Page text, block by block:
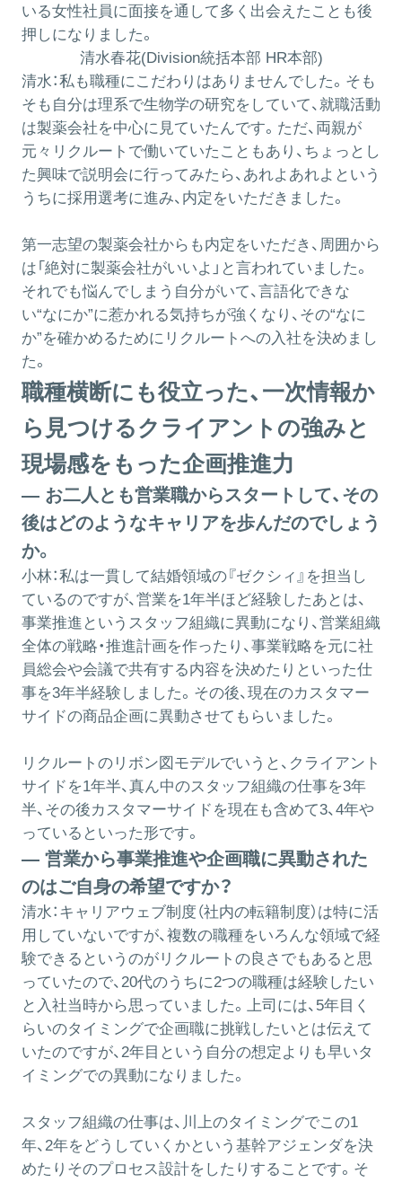
いる女性社員に面接を通して多く出会えたことも後
押しになりました。
清水春花(Division統括本部 HR本部)
清水：私も職種にこだわりはありませんでした。そも
そも自分は理系で生物学の研究をしていて、就職活動
は製薬会社を中心に見ていたんです。ただ、両親が
元々リクルートで働いていたこともあり、ちょっとし
た興味で説明会に行ってみたら、あれよあれよという
うちに採用選考に進み、内定をいただきました。
第一志望の製薬会社からも内定をいただき、周囲から
は「絶対に製薬会社がいいよ」と言われていました。
それでも悩んでしまう自分がいて、言語化できな
い“なにか”に惹かれる気持ちが強くなり、その“なに
か”を確かめるためにリクルートへの入社を決めまし
た。
職種横断にも役立った、一次情報か
ら見つけるクライアントの強みと
現場感をもった企画推進力
― お二人とも営業職からスタートして、その
後はどのようなキャリアを歩んだのでしょう
か。
小林：私は一貫して結婚領域の『ゼクシィ』を担当し
ているのですが、営業を1年半ほど経験したあとは、
事業推進というスタッフ組織に異動になり、営業組織
全体の戦略・推進計画を作ったり、事業戦略を元に社
員総会や会議で共有する内容を決めたりといった仕
事を3年半経験しました。その後、現在のカスタマー
サイドの商品企画に異動させてもらいました。
リクルートのリボン図モデルでいうと、クライアント
サイドを1年半、真ん中のスタッフ組織の仕事を3年
半、その後カスタマーサイドを現在も含めて3、4年や
っているといった形です。
― 営業から事業推進や企画職に異動された
のはご自身の希望ですか？
清水： キャリアウェブ制度（社内の転籍制度）は特に活
用していないですが、複数の職種をいろんな領域で経
験できるというのがリクルートの良さでもあると思
っていたので、20代のうちに2つの職種は経験したい
と入社当時から思っていました。上司には、5年目く
らいのタイミングで企画職に挑戦したいとは伝えて
いたのですが、2年目という自分の想定よりも早いタ
イミングでの異動になりました。
スタッフ組織の仕事は、川上のタイミングでこの1
年、2年をどうしていくかという基幹アジェンダを決
めたりそのプロセス設計をしたりすることです。そ